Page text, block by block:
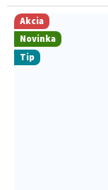
Akcia
Novinka
Tip